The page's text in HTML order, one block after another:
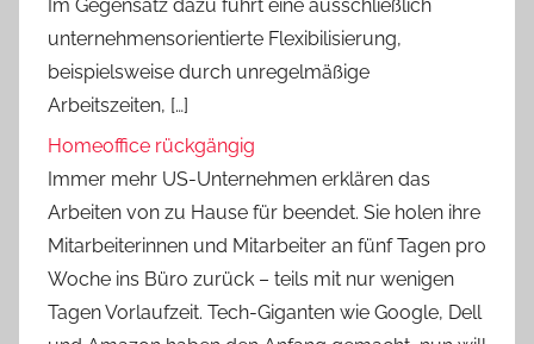
Im Gegensatz dazu führt eine ausschließlich
unternehmensorientierte Flexibilisierung,
beispielsweise durch unregelmäßige
Arbeitszeiten, […]
Homeoffice rückgängig
Immer mehr US-Unternehmen erklären das
Arbeiten von zu Hause für beendet. Sie holen ihre
Mitarbeiterinnen und Mitarbeiter an fünf Tagen pro
Woche ins Büro zurück – teils mit nur wenigen
Tagen Vorlaufzeit. Tech-Giganten wie Google, Dell